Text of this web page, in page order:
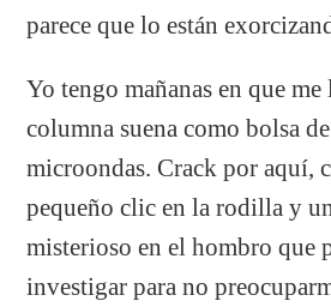
parece que lo están
Yo tengo mañanas en que
columna suena como bolsa
microondas. Crack por aquí,
pequeño clic en la rodilla y
misterioso en el hombro que
investigar para no